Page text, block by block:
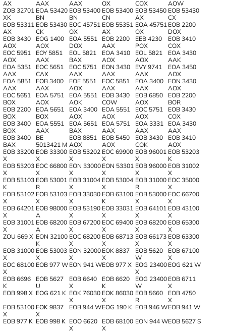
AX
AAX
AAX
OX
COX
AOW
ZOB 32701
XK
EOA 53420
BN
EOB 53400
BN
EOB 53400
CN
EOB 53450
AX
EOB 53430
CX
EOB 53311
AX
EOB 53430
CK
EOC 45751
OX
EOB 55351
AX
EOA 45751
OX
EOB 2200
DOX
EOB 3430
AOX
EOG 1400
AOX
EOA 5551
DOX
EOB 2200
AAX
EEB 4230
POX
EOB 3410
COX
EOC 5951
AOX
EOY 5851
AAX
EOL 5821
BAX
EOA 3410
AOX
EOL 5821
AOX
EOA 3430
AAK
EOA 5351
AAX
EOC 5651
CAX
EOC 5751
AAX
EON 3430
AAX
EVY 9741
AAX
EOA 3450
AOX
EOA 5851
AAX
EOB 3400
AAX
EOE 5551
AOX
EOC 5851
AAX
EOA 3400
AAX
EON 3430
AOX
EOC 5651
BOX
EOA 5751
AOX
EOA 5551
AOK
EOB 3430
COW
EOB 6850
AOX
EOB 2200
BOR
EOB 2200
BOX
EOA 5651
BOX
EOA 3400
AOX
EOA 5551
AOX
EOC 5751
AOX
ЕОВ 3430
COХ
EOB 3400
BOX
EOA 5551
AAX
EOA 5651
BAX
EOA 5751
AAX
EOA 3331
AAX
EOA 3430
AAX
EOB 3400
BAX
BE
5013421 M
EOB 8851
AOX
EOB 5450
AOX
EOB 3430
COK
EOB 3410
AOX
EOB 33200
X
EOB 33300
X
EOB 53202
X
EOC 69900
X
EOB 96001
X
EOB 53203
K
EOB 53203
X
EOC 66800
X
EON 33000
X
EON 53301
X
EOB 96000
X
EOB 31002
X
EOB 53103
K
EOB 53001
R
EOB 31004
X
EOB 53004
X
EOB 31000
R
EOC 35000
X
EOB 53102
X
EOB 53103
X
EOB 33030
X
EOB 63100
K
EOB 53000
X
EOC 66700
X
EOB 64201
X
EOB 98000
A
EOB 53190
X
EOB 33031
X
EOB 64101
X
EOB 43100
X
EOB 31001
X
EOB 68200
A
EOB 67200
X
EOC 69400
X
EOB 68200
X
EOB 65300
X
ZOU 669 X EON 32100
K
EOC 68200
X
EOB 68713
X
EOB 66173
X
EOB 63300
X
EOB 31000
X
EOB 53003
X
EON 32000
X
EOK 8837
X
EOB 5620
W
EOB 67100
X
EOC 68100
X
EOB 977 W EON 941 WEOB 977 X EOG 23400
X
EOG 621 W
EOB 6696
K
EOB 5627
U
EOB 6640
X
EOB 6620
K
EOG 23400
W
EOB 6711
X
EOB 998 X EOG 621 K EOK 76030
X
EOK 86030
X
EOB 5660
R
EOB 4750
X
EOB 53100
X
EOK 9837
X
EOB 944 WEOG 190 K EOB 946 WEOB 941 W
EOB 977 K EOB 998 K EOO 6620
X
EOB 68100
X
EON 944 WEOB 5627 S